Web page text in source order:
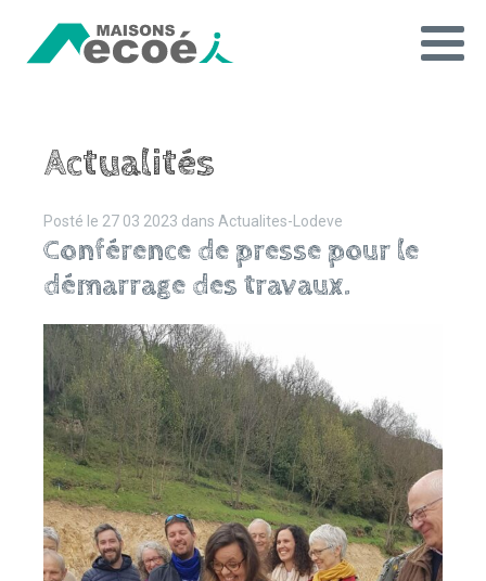
Actualités
Posté le 27 03 2023 dans Actualites-Lodeve
Conférence de presse pour le
démarrage des travaux.